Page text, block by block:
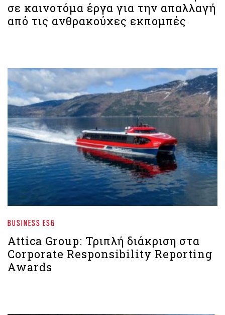
σε καινοτόμα έργα για την απαλλαγή
από τις ανθρακούχες εκπομπές
BUSINESS ESG
Attica Group: Τριπλή διάκριση στα
Corporate Responsibility Reporting
Awards